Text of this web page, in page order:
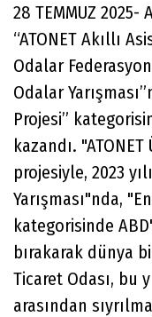
28 TEMMUZ 2025-
“ATONET Akıllı
Odalar
Odalar
Projesi”
kazandı.
projesiyle, 2023
Yarışması"nda,
kategorisinde
bırakarak dünya
Ticaret Odası, bu
arasından